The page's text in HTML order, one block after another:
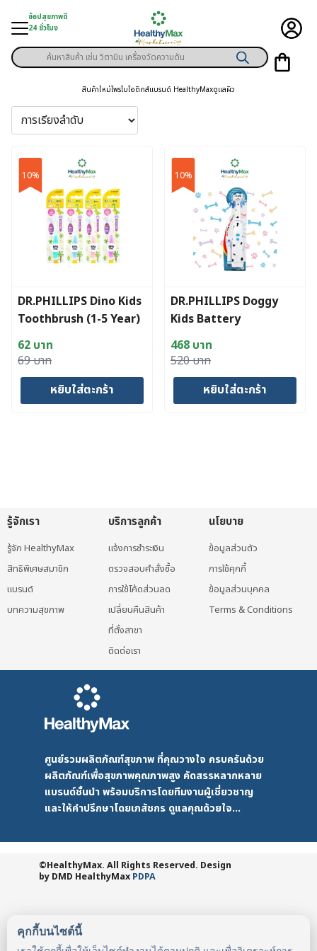
content
ช้อปสุขภาพดี
24 ชั่วโมง
มู่สินค้า
าพเฉพาะคุณ
ศษสมาชิก
Products
search
สินค้าใหม่โพรไบโอติกส์แบรนด์ HealthyMaxดูแลผิว
10%
DR.PHILLIPS Dino Kids
Toothbrush (1-5 Year)
69บาท
Original
price
62 บาท
Current
price
หยิบใส่ตะกร้า
10%
DR.PHILLIPS Doggy
Kids Battery
Toothbrush (3+ Year)
520บาท
Original
price
468 บาท
Current
price
หยิบใส่ตะกร้า
คุกกี้บนไซต์นี้
รู้จักเรา
รู้จัก HealthyMax
สิทธิพิเศษสมาชิก
แบรนด์
บทความสุขภาพ
บริการลูกค้า
แจ้งการชำระเงิน
ตรวจสอบคำสั่งซื้อ
การใช้โค้ดส่วนลด
เปลี่ยนคืนสินค้า
ที่ตั้งสาขา
ติดต่อเรา
นโยบาย
ข้อมูลส่วนตัว
การใช้คุกกี้
ข้อมูลส่วนบุคคล
Terms & Conditions
ศูนย์รวมผลิตภัณฑ์สุขภาพ ที่คุณวางใจ ครบครันด้วย
ผลิตภัณฑ์เพื่อสุขภาพคุณภาพสูง คัดสรรหลากหลาย
แบรนด์ชั้นนำ พร้อมบริการโดยทีมงานผู้เชี่ยวชาญ
และให้คำปรึกษาโดยเภสัชกร ดูแลคุณด้วยใจ...
©HealthyMax. All Rights Reserved. Design
by DMD HealthyMax PDPA